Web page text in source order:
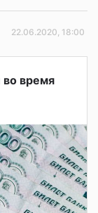
22.06.2020, 18:00
во время